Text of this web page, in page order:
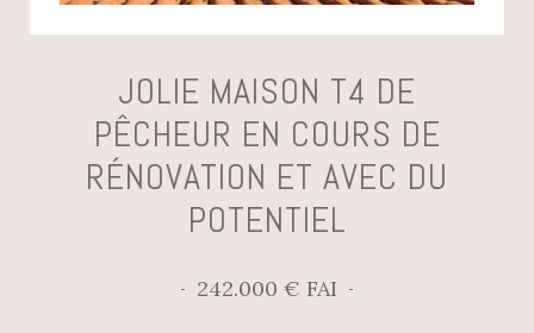
JOLIE MAISON T4 DE
PÊCHEUR EN COURS DE
RÉNOVATION ET AVEC DU
POTENTIEL
242.000 € FAI